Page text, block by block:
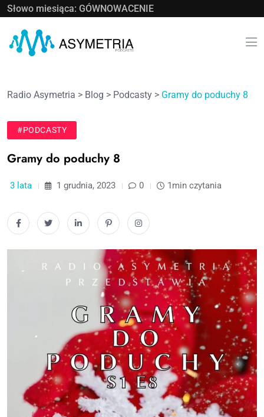
Słowo miesiąca: GÓWNOWACENIE
Radio Asymetria > Blog > Podcasty > Gramy do poduchy 8
#PODCASTY
Gramy do poduchy 8
3 lata 1 grudnia, 2023 0 1min czytania